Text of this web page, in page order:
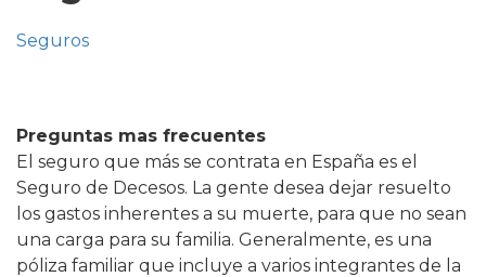
Seguros
Preguntas mas frecuentes
El seguro que más se contrata en España es el
Seguro de Decesos. La gente desea dejar resuelto
los gastos inherentes a su muerte, para que no sean
una carga para su familia. Generalmente, es una
póliza familiar que incluye a varios integrantes de la